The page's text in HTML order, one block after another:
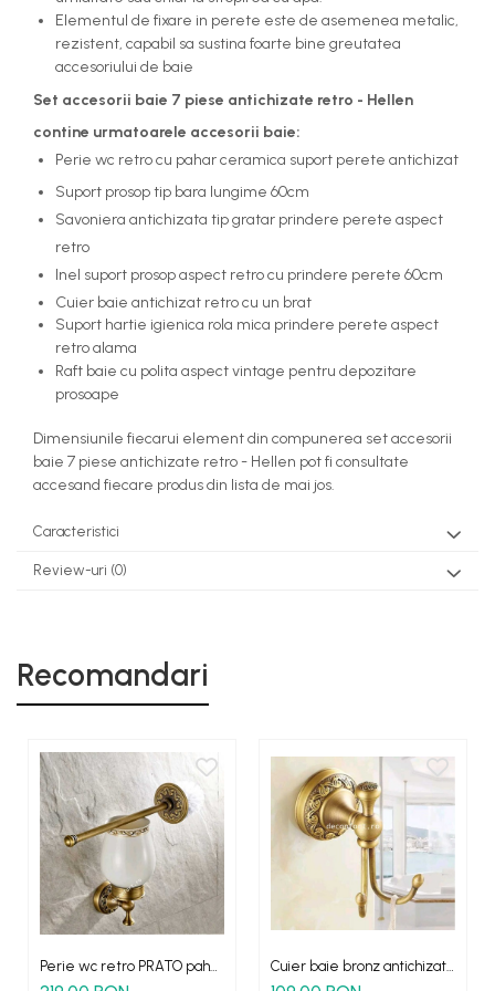
Elementul de fixare in perete este de asemenea metalic,
rezistent, capabil sa sustina foarte bine greutatea
accesoriului de baie
Set accesorii baie 7 piese antichizate retro - Hellen
contine urmatoarele accesorii baie:
Perie wc retro cu pahar ceramica suport perete antichizat
Suport prosop tip bara lungime 60cm
Savoniera antichizata tip gratar prindere perete aspect
retro
Inel suport prosop aspect retro cu prindere perete 60cm
Cuier baie antichizat retro cu un brat
Suport hartie igienica rola mica prindere perete aspect
retro alama
Raft baie cu polita aspect vintage pentru depozitare
prosoape
Dimensiunile fiecarui element din compunerea set accesorii
baie 7 piese antichizate retro - Hellen pot fi consultate
accesand fiecare produs din lista de mai jos.
Caracteristici
Review-uri (0)
Recomandari
Perie wc retro PRATO pahar
ceramica suport perete
Cuier baie bronz antichizat
PRATO cu doua brate